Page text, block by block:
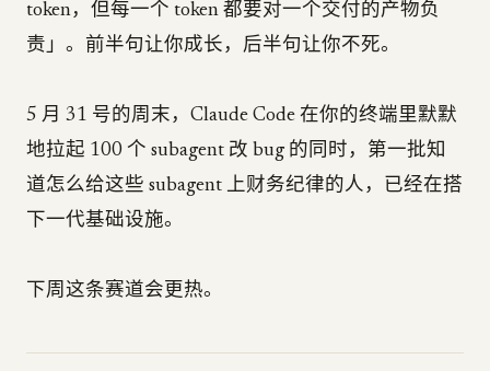
token，但每一个 token 都要对一个交付的产物负
责」。前半句让你成长，后半句让你不死。
5 月 31 号的周末，Claude Code 在你的终端里默默
地拉起 100 个 subagent 改 bug 的同时，第一批知
道怎么给这些 subagent 上财务纪律的人，已经在搭
下一代基础设施。
下周这条赛道会更热。